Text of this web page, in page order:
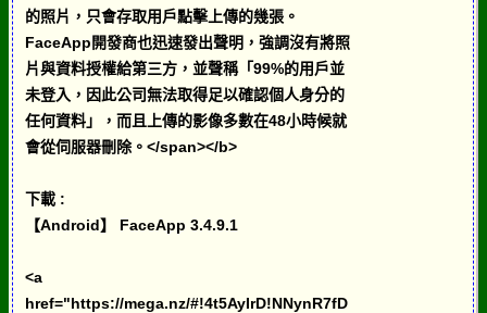
的照片，只會存取用戶點擊上傳的幾張。
FaceApp開發商也迅速發出聲明，強調沒有將照
片與資料授權給第三方，並聲稱「99%的用戶並
未登入，因此公司無法取得足以確認個人身分的
任何資料」，而且上傳的影像多數在48小時候就
會從伺服器刪除。</span></b>
下載 :
【Android】 FaceApp 3.4.9.1
<a
href="https://mega.nz/#!4t5AyIrD!NNynR7fD